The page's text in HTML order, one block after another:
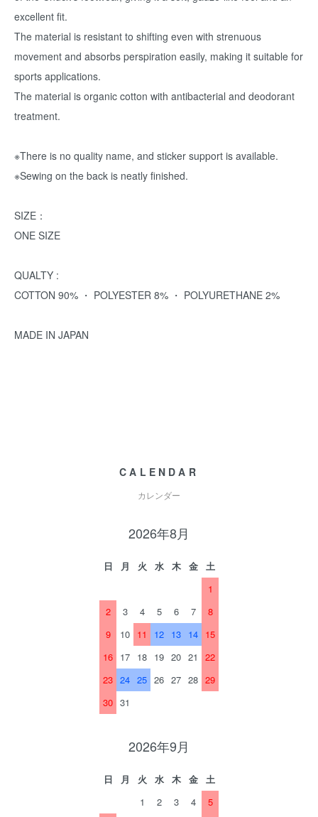
excellent fit.
The material is resistant to shifting even with strenuous
movement and absorbs perspiration easily, making it suitable for
sports applications.
The material is organic cotton with antibacterial and deodorant
treatment.
※There is no quality name, and sticker support is available.
※Sewing on the back is neatly finished.
SIZE：
ONE SIZE
QUALTY :
COTTON 90% ・ POLYESTER 8% ・ POLYURETHANE 2%
MADE IN JAPAN
CALENDAR
カレンダー
2026年8月
日 月 火 水 木 金
土
1
2
3 4 5 6 7
8
9
10 11 12 13 14 15
16 17 18 19 20 21
22
23 24 25 26 27 28 29
30 31
2026年9月
日 月 火 水 木 金
土
1
2 3 4
5